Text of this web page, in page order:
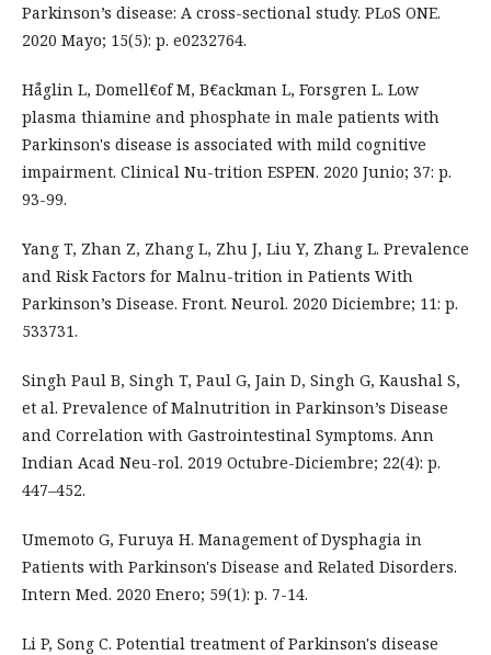
Parkinson’s disease: A cross-sectional study. PLoS ONE.
2020 Mayo; 15(5): p. e0232764.
Håglin L, Domell€of M, B€ackman L, Forsgren L. Low
plasma thiamine and phosphate in male patients with
Parkinson's disease is associated with mild cognitive
impairment. Clinical Nu-trition ESPEN. 2020 Junio; 37: p.
93-99.
Yang T, Zhan Z, Zhang L, Zhu J, Liu Y, Zhang L. Prevalence
and Risk Factors for Malnu-trition in Patients With
Parkinson’s Disease. Front. Neurol. 2020 Diciembre; 11: p.
533731.
Singh Paul B, Singh T, Paul G, Jain D, Singh G, Kaushal S,
et al. Prevalence of Malnutrition in Parkinson’s Disease
and Correlation with Gastrointestinal Symptoms. Ann
Indian Acad Neu-rol. 2019 Octubre-Diciembre; 22(4): p.
447–452.
Umemoto G, Furuya H. Management of Dysphagia in
Patients with Parkinson's Disease and Related Disorders.
Intern Med. 2020 Enero; 59(1): p. 7-14.
Li P, Song C. Potential treatment of Parkinson's disease